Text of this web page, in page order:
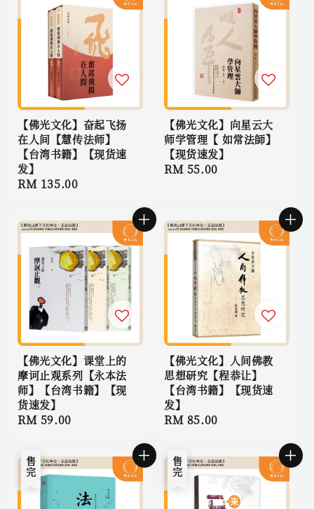
【佛光文化】奋起飞扬
在人间【慧传法师】
【台湾书籍】【现货速
发】
Regular
RM 135.00
【佛光文化】向星云大
师学管理【 如常法師】
【现货速发】
Regular
RM 55.00
【佛光文化】课堂上的
摩诃止观系列【永本法
师】【台湾书籍】【现
货速发】
Regular
RM 59.00
【佛光文化】人间佛教
思想研究【程恭让】
【台湾书籍】【现货速
发】
Regular
RM 85.00
售完 售完